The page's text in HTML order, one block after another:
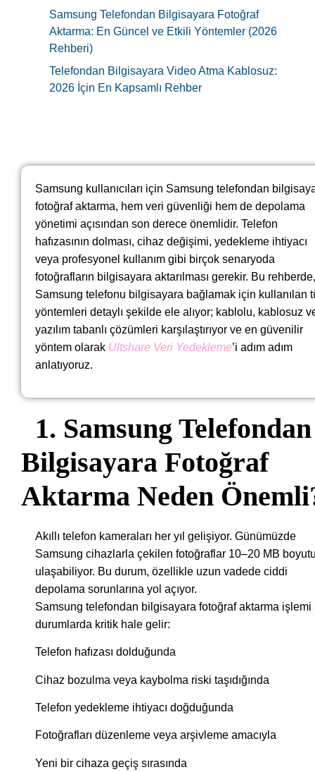
Samsung Telefondan Bilgisayara Fotoğraf
Aktarma: En Güncel ve Etkili Yöntemler (2026
Rehberi)
Telefondan Bilgisayara Video Atma Kablosuz:
2026 İçin En Kapsamlı Rehber
Samsung kullanıcıları için Samsung telefondan
fotoğraf aktarma, hem veri güvenliği hem de depolama
yönetimi açısından son derece önemlidir. Telefon
hafızasının dolması, cihaz değişimi, yedekleme ihtiyacı
veya profesyonel kullanım gibi birçok senaryoda
fotoğrafların bilgisayara aktarılması gerekir. Bu rehberde,
Samsung telefonu bilgisayara bağlamak için kullanılan
yöntemleri detaylı şekilde ele alıyor; kablolu, kablosuz
yazılım tabanlı çözümleri karşılaştırıyor ve en güvenilir
yöntem olarak Ultshare Veri Yedekleme’i adım adım
anlatıyoruz.
1. Samsung Telefondan
Bilgisayara Fotoğraf
Aktarma Neden
Akıllı telefon kameraları her yıl gelişiyor. Günümüzde
Samsung cihazlarla çekilen fotoğraflar 10–20 MB
ulaşabiliyor. Bu durum, özellikle uzun vadede ciddi
depolama sorunlarına yol açıyor.
Samsung telefondan bilgisayara fotoğraf aktarma işlemi
durumlarda kritik hale gelir:
Telefon hafızası dolduğunda
Cihaz bozulma veya kaybolma riski taşıdığında
Telefon yedekleme ihtiyacı doğduğunda
Fotoğrafları düzenleme veya arşivleme amacıyla
Yeni bir cihaza geçiş sırasında